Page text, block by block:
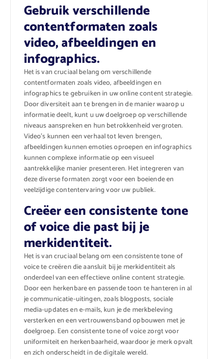
Gebruik verschillende
contentformaten zoals
video, afbeeldingen en
infographics.
Het is van cruciaal belang om verschillende
contentformaten zoals video, afbeeldingen en
infographics te gebruiken in uw online content strategie.
Door diversiteit aan te brengen in de manier waarop u
informatie deelt, kunt u uw doelgroep op verschillende
niveaus aanspreken en hun betrokkenheid vergroten.
Video’s kunnen een verhaal tot leven brengen,
afbeeldingen kunnen emoties oproepen en infographics
kunnen complexe informatie op een visueel
aantrekkelijke manier presenteren. Het integreren van
deze diverse formaten zorgt voor een boeiende en
veelzijdige contentervaring voor uw publiek.
Creëer een consistente tone
of voice die past bij je
merkidentiteit.
Het is van cruciaal belang om een consistente tone of
voice te creëren die aansluit bij je merkidentiteit als
onderdeel van een effectieve online content strategie.
Door een herkenbare en passende toon te hanteren in al
je communicatie-uitingen, zoals blogposts, sociale
media-updates en e-mails, kun je de merkbeleving
versterken en een vertrouwensband opbouwen met je
doelgroep. Een consistente tone of voice zorgt voor
uniformiteit en herkenbaarheid, waardoor je merk opvalt
en zich onderscheidt in de digitale wereld.